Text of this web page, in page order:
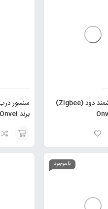
سنسور هوشمند دود (Zigbee)
سنسور
برند Onvei
انتخاب
ناموجود